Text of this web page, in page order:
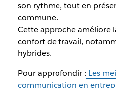
son rythme, tout en
commune.
Cette approche améliore
confort de travail,
hybrides.
Pour approfondir : Les
communication en